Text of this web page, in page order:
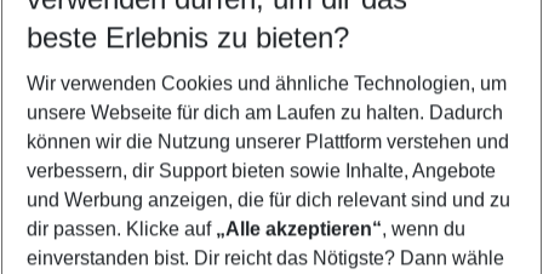
5-8 Nächte
2 Erwachsene Keine Kinder
Mehr Filter anzeigen
beste Erlebnis zu bieten?
Wir verwenden Cookies und ähnliche Technologien, um
unsere Webseite für dich am Laufen zu halten. Dadurch
können wir die Nutzung unserer Plattform verstehen und
verbessern, dir Support bieten sowie Inhalte, Angebote
und Werbung anzeigen, die für dich relevant sind und zu
dir passen. Klicke auf „Alle akzeptieren“, wenn du
einverstanden bist. Dir reicht das Nötigste? Dann wähle